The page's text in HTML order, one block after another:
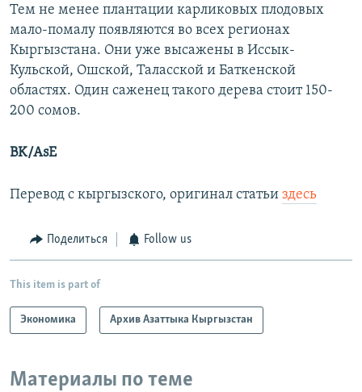
Тем не менее плантации карликовых плодовых
мало-помалу появляются во всех регионах
Кыргызстана. Они уже высажены в Иссык-
Кульской, Ошской, Таласской и Баткенской
областях. Один саженец такого дерева стоит 150-
200 сомов.
BK/AsE
Перевод с кыргызского, оригинал статьи здесь
Поделиться Follow us
This item is part of
Экономика Архив Азаттыка Кыргызстан
Материалы по теме